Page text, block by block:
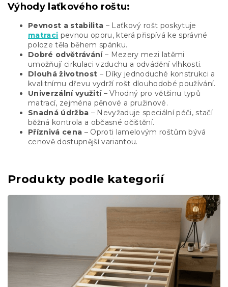
Výhody laťkového roštu:
Pevnost a stabilita – Laťkový rošt poskytuje
matraci pevnou oporu, která přispívá ke správné
poloze těla během spánku.
Dobré odvětrávání– Mezery mezi latěmi
umožňují cirkulaci vzduchu a odvádění vlhkosti.
Dlouhá životnost – Díky jednoduché konstrukci a
kvalitnímu dřevu vydrží rošt dlouhodobé používání.
Univerzální využití– Vhodný pro většinu typů
matrací, zejména pěnové a pružinové.
Snadná údržba – Nevyžaduje speciální péči, stačí
běžná kontrola a občasné očištění.
Příznivá cena – Oproti lamelovým roštům bývá
cenově dostupnější variantou.
Produkty podle kategorií